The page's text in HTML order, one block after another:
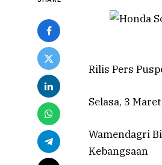
Rilis Pers
Selasa, 3
Wamendagri
Kebangsaan